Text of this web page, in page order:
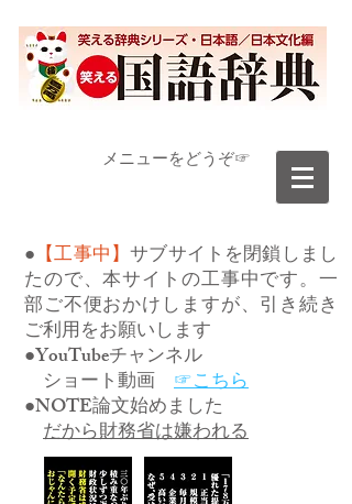
​メニューをどうぞ☞
● 【工事中】サブサイトを閉鎖しまし
たので、本サイトの工事中です。一
部ご不便おかけしますが、引き続き
ご利用をお願いします
●YouTubeチャンネル
ショート動画 ☞こちら
●NOTE論文始めました
だから財務省は嫌われる